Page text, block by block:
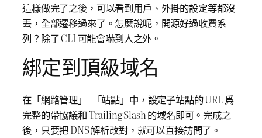
這樣做完了之後，可以看到用戶、外掛的設定等都沒
丟，全部遷移過來了。怎麼說呢，開源好過收費系
列？除了 CLI 可能會嚇到人之外。
綁定到頂級域名
在「網路管理」- 「站點」中，設定子站點的 URL 爲
完整的帶協議和 Trailing Slash 的域名即可。完成之
後，只要把 DNS 解析改對，就可以直接訪問了。